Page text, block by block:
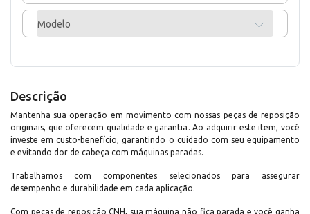
Modelo
Descrição
Mantenha sua operação em movimento com nossas peças de reposição
originais, que oferecem qualidade e garantia. Ao adquirir este item, você
investe em custo-benefício, garantindo o cuidado com seu equipamento
e evitando dor de cabeça com máquinas paradas.
Trabalhamos com componentes selecionados para assegurar
desempenho e durabilidade em cada aplicação.
Com peças de reposição CNH, sua máquina não fica parada e você ganha